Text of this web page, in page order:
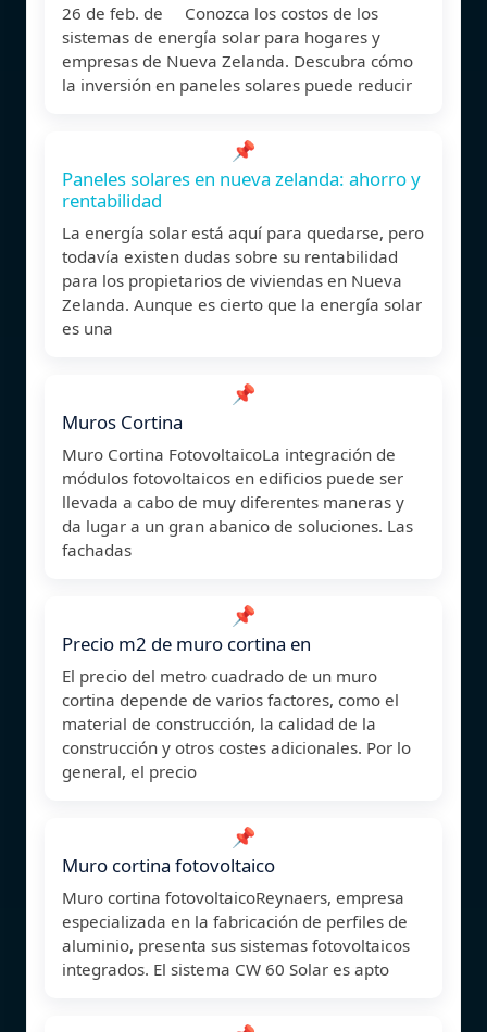
26 de feb. de Conozca los costos de los
sistemas de energía solar para hogares y
empresas de Nueva Zelanda. Descubra cómo
la inversión en paneles solares puede reducir
📌
Paneles solares en nueva zelanda: ahorro y
rentabilidad
La energía solar está aquí para quedarse, pero
todavía existen dudas sobre su rentabilidad
para los propietarios de viviendas en Nueva
Zelanda. Aunque es cierto que la energía solar
es una
📌
Muros Cortina
Muro Cortina FotovoltaicoLa integración de
módulos fotovoltaicos en edificios puede ser
llevada a cabo de muy diferentes maneras y
da lugar a un gran abanico de soluciones. Las
fachadas
📌
Precio m2 de muro cortina en
El precio del metro cuadrado de un muro
cortina depende de varios factores, como el
material de construcción, la calidad de la
construcción y otros costes adicionales. Por lo
general, el precio
📌
Muro cortina fotovoltaico
Muro cortina fotovoltaicoReynaers, empresa
especializada en la fabricación de perfiles de
aluminio, presenta sus sistemas fotovoltaicos
integrados. El sistema CW 60 Solar es apto